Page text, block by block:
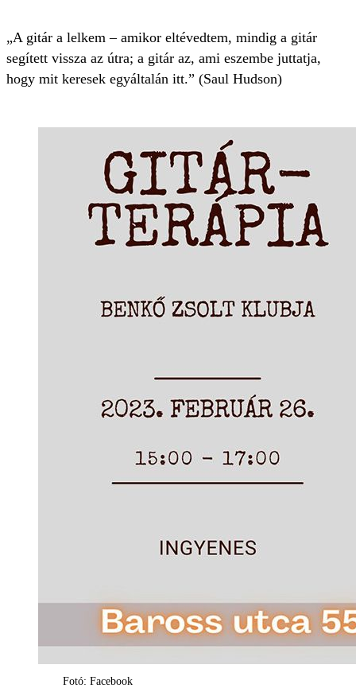
„A gitár a lelkem – amikor eltévedtem, mindig a gitár
segített vissza az útra; a gitár az, ami eszembe juttatja,
hogy mit keresek egyáltalán itt.” (Saul Hudson)
Fotó: Facebook